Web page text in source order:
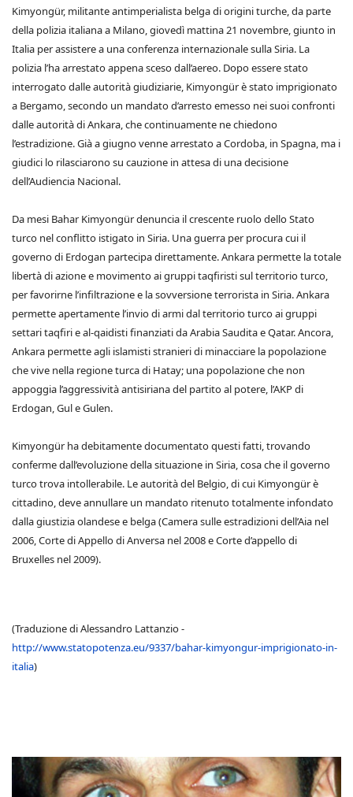
Kimyongür, militante antimperialista belga di origini turche, da parte
della polizia italiana a Milano, giovedì mattina 21 novembre, giunto in
Italia per assistere a una conferenza internazionale sulla Siria. La
polizia l’ha arrestato appena sceso dall’aereo. Dopo essere stato
interrogato dalle autorità giudiziarie, Kimyongür è stato imprigionato
a Bergamo, secondo un mandato d’arresto emesso nei suoi confronti
dalle autorità di Ankara, che continuamente ne chiedono
l’estradizione. Già a giugno venne arrestato a Cordoba, in Spagna, ma i
giudici lo rilasciarono su cauzione in attesa di una decisione
dell’Audiencia Nacional.
Da mesi Bahar Kimyongür denuncia il crescente ruolo dello Stato
turco nel conflitto istigato in Siria. Una guerra per procura cui il
governo di Erdogan partecipa direttamente. Ankara permette la totale
libertà di azione e movimento ai gruppi taqfiristi sul territorio turco,
per favorirne l’infiltrazione e la sovversione terrorista in Siria. Ankara
permette apertamente l’invio di armi dal territorio turco ai gruppi
settari taqfiri e al-qaidisti finanziati da Arabia Saudita e Qatar. Ancora,
Ankara permette agli islamisti stranieri di minacciare la popolazione
che vive nella regione turca di Hatay; una popolazione che non
appoggia l’aggressività antisiriana del partito al potere, l’AKP di
Erdogan, Gul e Gulen.
Kimyongür ha debitamente documentato questi fatti, trovando
conferme dall’evoluzione della situazione in Siria, cosa che il governo
turco trova intollerabile. Le autorità del Belgio, di cui Kimyongür è
cittadino, deve annullare un mandato ritenuto totalmente infondato
dalla giustizia olandese e belga (Camera sulle estradizioni dell’Aia nel
2006, Corte di Appello di Anversa nel 2008 e Corte d’appello di
Bruxelles nel 2009).
(Traduzione di Alessandro Lattanzio -
http://www.statopotenza.eu/9337/bahar-kimyongur-imprigionato-in-
italia)